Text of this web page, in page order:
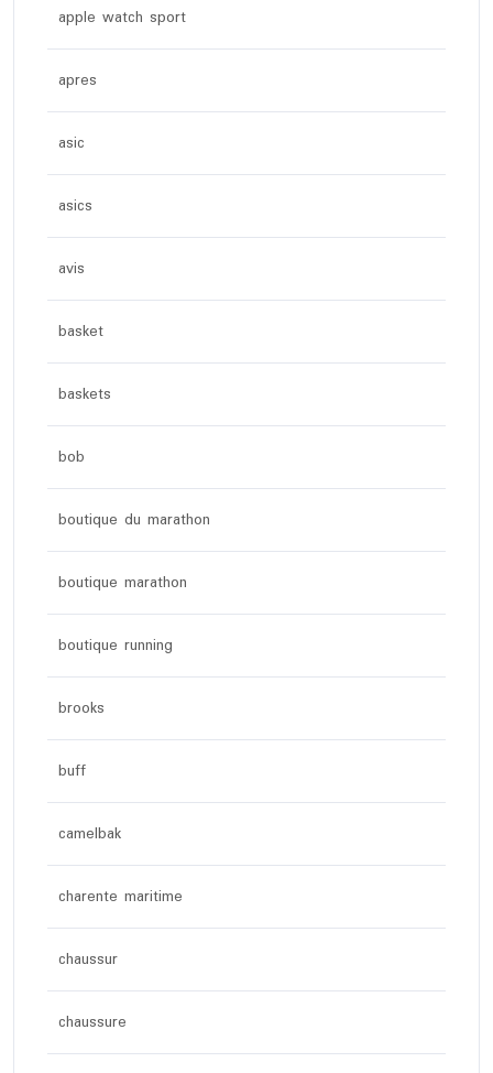
apple watch sport
apres
asic
asics
avis
basket
baskets
bob
boutique du marathon
boutique marathon
boutique running
brooks
buff
camelbak
charente maritime
chaussur
chaussure